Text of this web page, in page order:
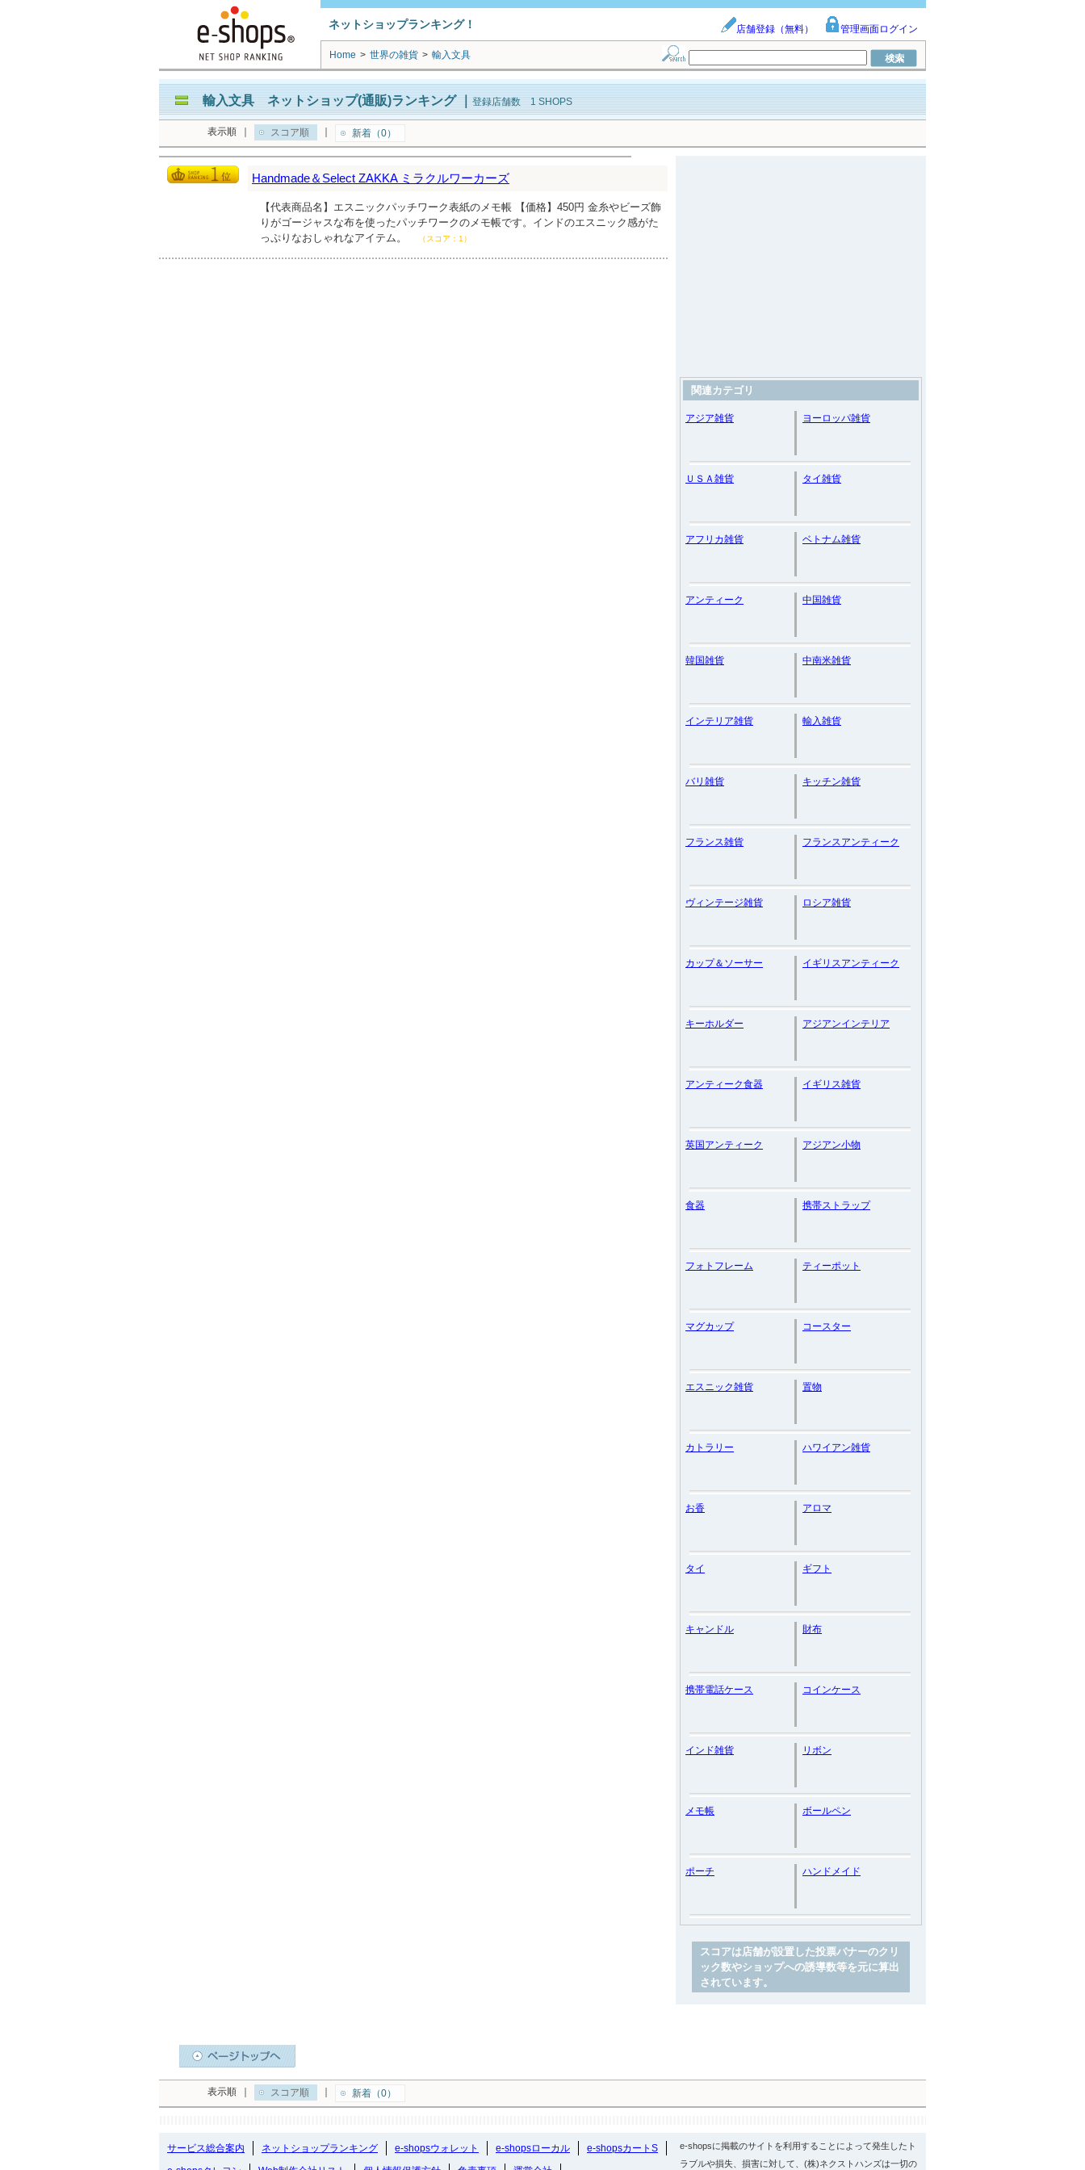
ネットショップランキング！ 店舗登録（無料） 管理画面ログイン
Home > 世界の雑貨 > 輸入文具
輸入文具 ネットショップ(通販)ランキング｜ 登録店舗数 1 SHOPS
表示順 スコア順 新着（0）
Handmade＆Select ZAKKA ミラクルワーカーズ
【代表商品名】エスニックパッチワーク表紙のメモ帳 【価格】450円 金糸やビーズ飾
りがゴージャスな布を使ったパッチワークのメモ帳です。インドのエスニック感がた
っぷりなおしゃれなアイテム。
（スコア：1）
関連カテゴリ
アジア雑貨 ヨーロッパ雑貨
ＵＳＡ雑貨 タイ雑貨
アフリカ雑貨 ベトナム雑貨
アンティーク 中国雑貨
韓国雑貨 中南米雑貨
インテリア雑貨 輸入雑貨
バリ雑貨 キッチン雑貨
フランス雑貨 フランスアンティーク
ヴィンテージ雑貨 ロシア雑貨
カップ＆ソーサー イギリスアンティーク
キーホルダー アジアンインテリア
アンティーク食器 イギリス雑貨
英国アンティーク アジアン小物
食器 携帯ストラップ
フォトフレーム ティーポット
マグカップ コースター
エスニック雑貨 置物
カトラリー ハワイアン雑貨
お香 アロマ
タイ ギフト
キャンドル 財布
携帯電話ケース コインケース
インド雑貨 リボン
メモ帳 ボールペン
ポーチ ハンドメイド
スコアは店舗が設置した投票バナーのクリ
ック数やショップへの誘導数等を元に算出
されています。
表示順 スコア順 新着（0）
サービス総合案内 ネットショップランキング e-shopsウォレット e-shopsローカル
e-shopsカートS
e-shopsに掲載のサイトを利用することによって発生したト
ラブルや損失、損害に対して、(株)ネクストハンズは一切の